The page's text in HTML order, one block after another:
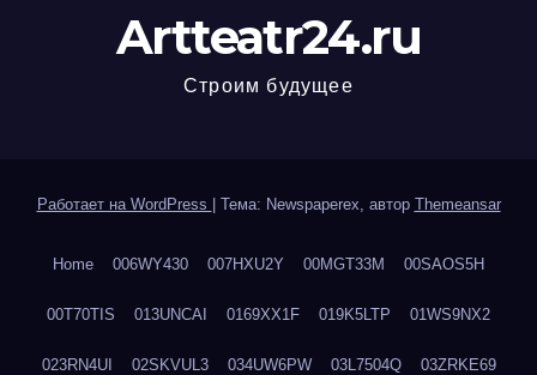
Artteatr24.ru
Строим будущее
Работает на WordPress Тема: Newspaperex, автор Themeansar
Home 006WY430 007HXU2Y 00MGT33M 00SAOS5H
00T70TIS 013UNCAI 0169XX1F 019K5LTP 01WS9NX2
023RN4UI 02SKVUL3 034UW6PW 03L7504Q 03ZRKE69